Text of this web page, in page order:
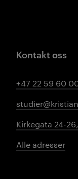
Kontakt oss
+47 22 59 60
Kirkegata 24-
Alle adresser